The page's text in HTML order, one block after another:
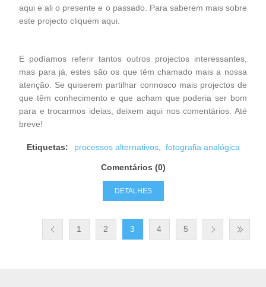
aqui e ali o presente e o passado. Para saberem mais sobre
este projecto cliquemaqui
E podíamos referir tantos outros projectos interessantes,
mas para já, estes são os que têm chamado mais a nossa
atenção. Se quiserem partilhar connosco mais projectos de
que têm conhecimento e que acham que poderia ser bom
para e trocarmos ideias, deixem aqui nos comentários. Até
breve!
Etiquetas: processos alternativos, fotografia analógica
Comentários (0)
DETALHES
1 2 3 4 5